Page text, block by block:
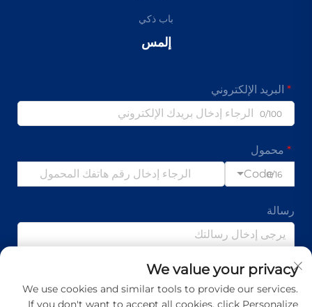
باب ذكي
إلمس
البريد الإلكتروني
0/100
محمول
Code0/16
رسالة
0/1000
We value your privacy
We use cookies and similar tools to provide our services.
If you don't want to accept all cookies, click Personalize